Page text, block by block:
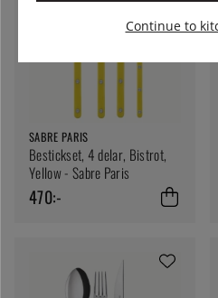
SABRE PARIS
Bestickset, 4 delar, Bistrot,
Yellow - Sabre Paris
470:-
Continue to